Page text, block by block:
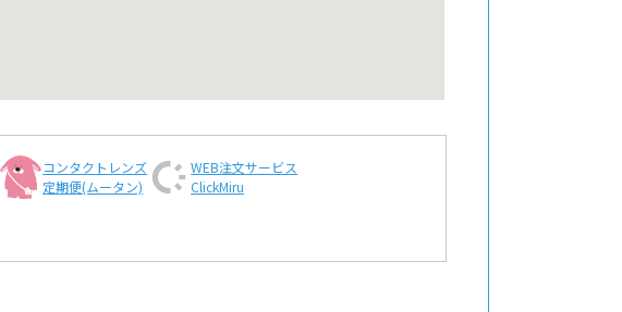
コンタクトレンズ
定期便(ムータン)
WEB注文サービス
ClickMiru